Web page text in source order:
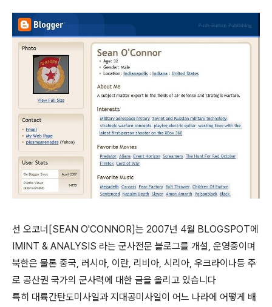
선 오코너[SEAN O'CONNOR]는 2007년 4월 BLOGSPOT에
IMINT & ANALYSIS 라는 군사전문 블로그를 개설, 운영중이며
북한은 물론 중국, 러시아, 이란, 리비아, 시리아, 우크라이나등 주
로 공산권 국가의 군사력에 대한 글을 올리고 있습니다
특히 대륙간탄도미사일과 지대공미사일이 어느 나라에 어떻게 배